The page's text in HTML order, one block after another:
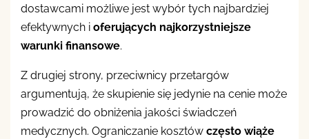
dostawcami możliwe jest wybór tych najbardziej
efektywnych i oferujących najkorzystniejsze
warunki finansowe.
Z drugiej strony, przeciwnicy przetargów
argumentują, że skupienie się jedynie na cenie może
prowadzić do obniżenia jakości świadczeń
medycznych. Ograniczanie kosztów często wiąże